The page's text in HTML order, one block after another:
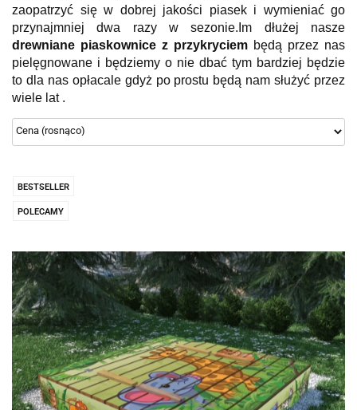
zaopatrzyć się w dobrej jakości piasek i wymieniać go
przynajmniej dwa razy w sezonie. Im dłużej nasze
drewniane piaskownice z przykryciem będą przez nas
pielęgnowane i będziemy o nie dbać tym bardziej będzie
to dla nas opłacale gdyż po prostu będą nam służyć przez
wiele lat .
BESTSELLER
POLECAMY